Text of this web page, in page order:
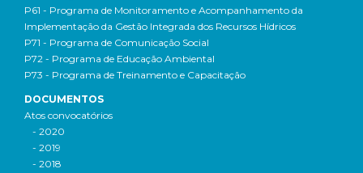
P61 - Programa de Monitoramento e Acompanhamento da
Implementação da Gestão Integrada dos Recursos Hídricos
P71 - Programa de Comunicação Social
P72 - Programa de Educação Ambiental
P73 - Programa de Treinamento e Capacitação
DOCUMENTOS
Atos convocatórios
- 2020
- 2019
- 2018